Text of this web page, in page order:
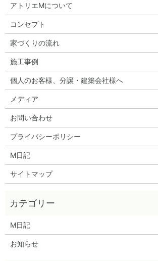
アトリエMについて
コンセプト
家づくりの流れ
施工事例
個人のお客様、分譲・建築会社様へ
メディア
お問い合わせ
プライバシーポリシー
M日記
サイトマップ
M日記
お知らせ